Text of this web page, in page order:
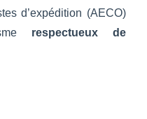
d’expédition (AECO)
respectueux de